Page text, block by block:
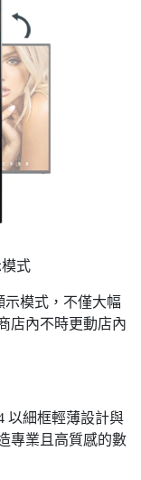
式
模式，不僅大幅
店內不時更動店內
以細框輕薄設計與
專業且高質感的數